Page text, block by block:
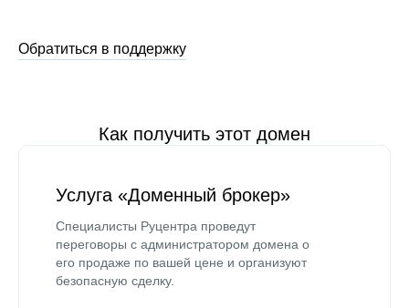
Обратиться в поддержку
Как получить этот домен
Услуга «Доменный брокер»
Специалисты Руцентра проведут
переговоры с администратором домена о
его продаже по вашей цене и организуют
безопасную сделку.